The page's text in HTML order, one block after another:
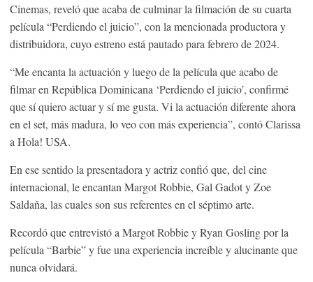
Cinemas, reveló que acaba de culminar la filmación de su cuarta
película “Perdiendo el juicio”, con la mencionada productora y
distribuidora, cuyo estreno está pautado para febrero de 2024.
“Me encanta la actuación y luego de la película que acabo de
filmar en República Dominicana ‘Perdiendo el juicio’, confirmé
que sí quiero actuar y sí me gusta. Vi la actuación diferente ahora
en el set, más madura, lo veo con más experiencia”, contó Clarissa
a Hola! USA.
En ese sentido la presentadora y actriz confió que, del cine
internacional, le encantan Margot Robbie, Gal Gadot y Zoe
Saldaña, las cuales son sus referentes en el séptimo arte.
Recordó que entrevistó a Margot Robbie y Ryan Gosling por la
película “Barbie” y fue una experiencia increíble y alucinante que
nunca olvidará.